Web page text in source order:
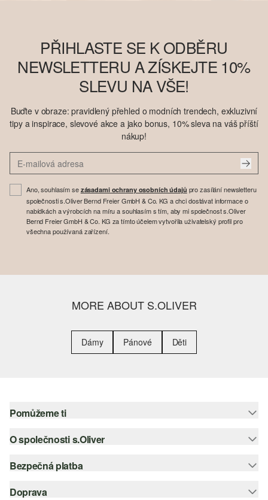
PŘIHLASTE SE K ODBĚRU
NEWSLETTERU A ZÍSKEJTE 10%
SLEVU NA VŠE!
Buďte v obraze: pravidlený přehled o modních trendech, exkluzivní
tipy a inspirace, slevové akce a jako bonus, 10% sleva na váš příští
nákup!
Ano, souhlasím se zásadami ochrany osobních údajů pro zasílání newsletteru
společnosti s.Oliver Bernd Freier GmbH & Co. KG a chci dostávat informace o
nabídkách a výrobcích na míru a souhlasím s tím, aby mi společnost s.Oliver
Bernd Freier GmbH & Co. KG za tímto účelem vytvořila uživatelský profil pro
všechna používaná zařízení.
MORE ABOUT S.OLIVER
Dámy Pánové Děti
Pomůžeme ti
Nápověda – často kladené otázky
Nápověda k velikostem
O společnosti s.Oliver
Newsletter
Bezpečná platba
Platební karta
Doprava